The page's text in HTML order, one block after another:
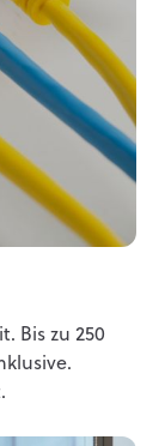
Bis zu 250